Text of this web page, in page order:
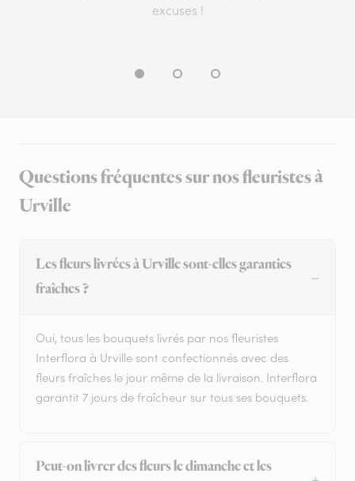
excuses !
Questions fréquentes sur nos fleuristes à
Urville
Les fleurs livrées à Urville sont-elles garanties
fraîches ?
Oui, tous les bouquets livrés par nos fleuristes
Interflora à Urville sont confectionnés avec des
fleurs fraîches le jour même de la livraison. Interflora
garantit 7 jours de fraîcheur sur tous ses bouquets.
Peut-on livrer des fleurs le dimanche et les